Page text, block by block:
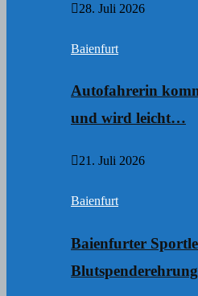
28. Juli 2026
Baienfurt
Autofahrerin
und wird leicht…
21. Juli 2026
Baienfurt
Baienfurter
Blutspenderehrung